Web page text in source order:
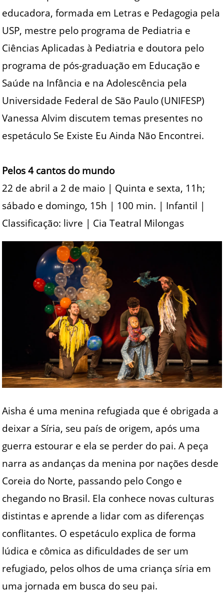
educadora, formada em Letras e Pedagogia pela
USP, mestre pelo programa de Pediatria e
Ciências Aplicadas à Pediatria e doutora pelo
programa de pós-graduação em Educação e
Saúde na Infância e na Adolescência pela
Universidade Federal de São Paulo (UNIFESP)
Vanessa Alvim discutem temas presentes no
espetáculo Se Existe Eu Ainda Não Encontrei.
Pelos 4 cantos do mundo
22 de abril a 2 de maio | Quinta e sexta, 11h;
sábado e domingo, 15h | 100 min. | Infantil |
Classificação: livre | Cia Teatral Milongas
Aisha é uma menina refugiada que é obrigada a
deixar a Síria, seu país de origem, após uma
guerra estourar e ela se perder do pai. A peça
narra as andanças da menina por nações desde
Coreia do Norte, passando pelo Congo e
chegando no Brasil. Ela conhece novas culturas
distintas e aprende a lidar com as diferenças
conflitantes. O espetáculo explica de forma
lúdica e cômica as dificuldades de ser um
refugiado, pelos olhos de uma criança síria em
uma jornada em busca do seu pai.